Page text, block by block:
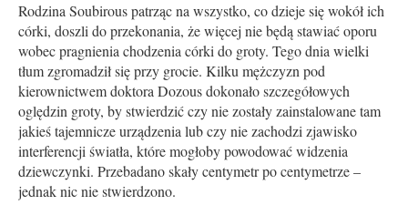
Rodzina Soubirous patrząc na wszystko, co dzieje się wokół ich
córki, doszli do przekonania, że więcej nie będą stawiać oporu
wobec pragnienia chodzenia córki do groty. Tego dnia wielki
tłum zgromadził się przy grocie. Kilku mężczyzn pod
kierownictwem doktora Dozous dokonało szczegółowych
oględzin groty, by stwierdzić czy nie zostały zainstalowane tam
jakieś tajemnicze urządzenia lub czy nie zachodzi zjawisko
interferencji światła, które mogłoby powodować widzenia
dziewczynki. Przebadano skały centymetr po centymetrze –
jednak nic nie stwierdzono.